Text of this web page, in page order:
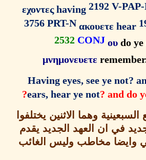
εχοντες having2192
3756 PRT-Nακουετε
2532 CONJ
μνημονευετε
Having eyes, see ye
ears, hear ye not?
وهما الاثنين يختلفوا
ان العهد الجديد يقدم
مخاطب وليس الغائب